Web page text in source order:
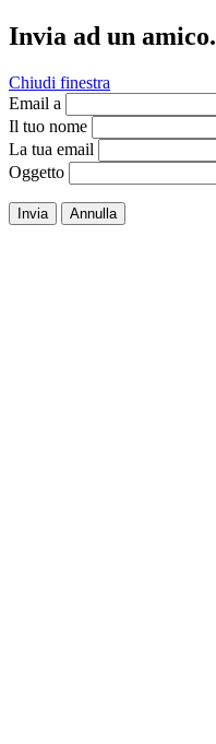
Invia ad un amico.
Chiudi finestra
Email a
Il tuo nome
La tua email
Oggetto
Invia Annulla